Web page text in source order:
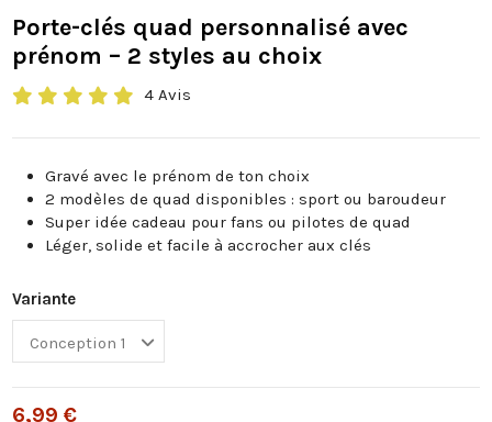
Porte-clés quad personnalisé avec
prénom – 2 styles au choix
4 Avis
Gravé avec le prénom de ton choix
2 modèles de quad disponibles : sport ou baroudeur
Super idée cadeau pour fans ou pilotes de quad
Léger, solide et facile à accrocher aux clés
Variante
6,99 €